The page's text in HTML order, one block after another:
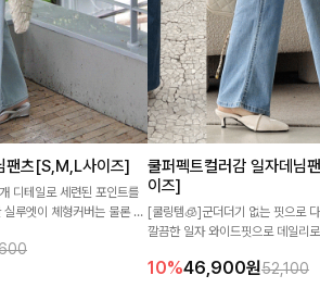
팬츠[S,M,L사이즈]
디테일로 세련된 포인트를
루엣이 체형커버는 물론 멋
구성으로 만나보세요💙🤍
쿨퍼펙트컬러감 일자데님
이즈]
[쿨링템🧊]군더더기 없는 핏으로
깔끔한 일자 와이드핏으로 데일리
10%46,900원52,100